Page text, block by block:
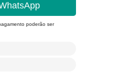
poderão ser